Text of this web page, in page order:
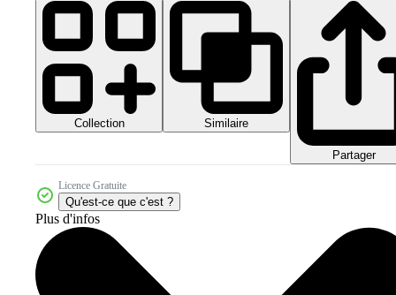
Collection Similaire
Partager
Licence Gratuite
Qu'est-ce que c'est ?
Plus d'infos